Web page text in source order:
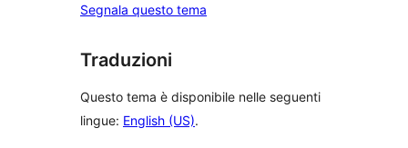
Segnala questo tema
Traduzioni
Questo tema è disponibile nelle seguenti
lingue: English (US).